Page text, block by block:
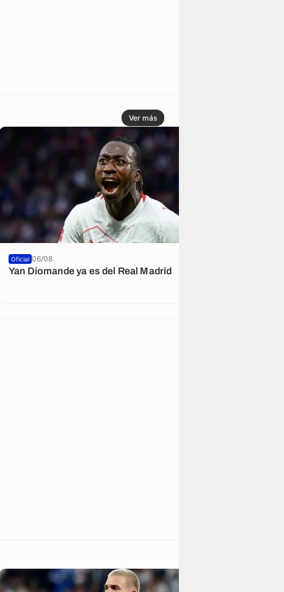
Ver más
Yan Diomande ya es del Real Madrid
Oficial 06/08